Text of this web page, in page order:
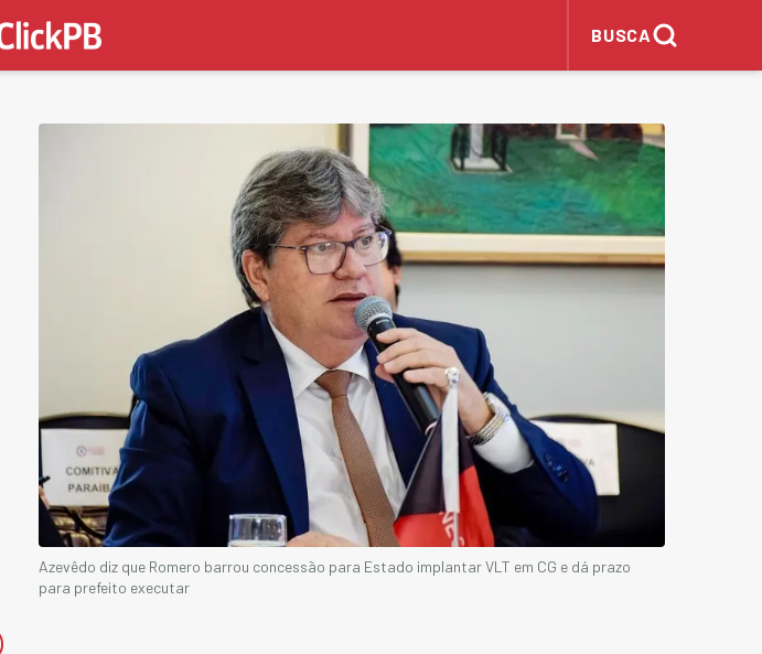
BUSCA
Azevêdo diz que Romero barrou concessão para Estado implantar VLT em CG e dá prazo
para prefeito executar